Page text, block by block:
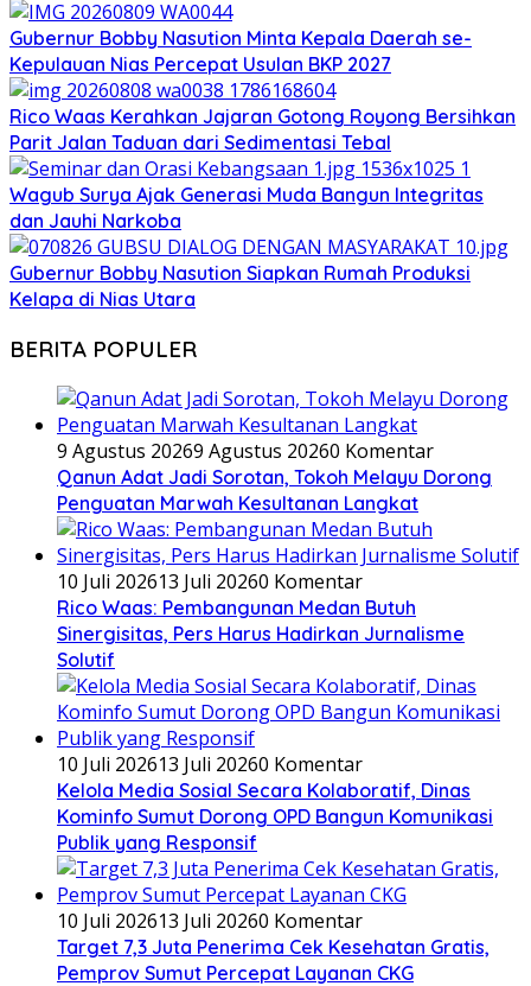
Gubernur Bobby Nasution Minta Kepala Daerah se-
Kepulauan Nias Percepat Usulan BKP 2027
Rico Waas Kerahkan Jajaran Gotong Royong Bersihkan
Parit Jalan Taduan dari Sedimentasi Tebal
Wagub Surya Ajak Generasi Muda Bangun Integritas
dan Jauhi Narkoba
Gubernur Bobby Nasution Siapkan Rumah Produksi
Kelapa di Nias Utara
BERITA POPULER
9 Agustus 20269 Agustus 20260 Komentar
Qanun Adat Jadi Sorotan, Tokoh Melayu Dorong
Penguatan Marwah Kesultanan Langkat
10 Juli 202613 Juli 20260 Komentar
Rico Waas: Pembangunan Medan Butuh
Sinergisitas, Pers Harus Hadirkan Jurnalisme
Solutif
10 Juli 202613 Juli 20260 Komentar
Kelola Media Sosial Secara Kolaboratif, Dinas
Kominfo Sumut Dorong OPD Bangun Komunikasi
Publik yang Responsif
10 Juli 202613 Juli 20260 Komentar
Target 7,3 Juta Penerima Cek Kesehatan Gratis,
Pemprov Sumut Percepat Layanan CKG